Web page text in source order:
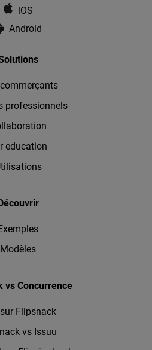
iOS
Android
professionnels
education
Modèles
vs Concurrence
Flipsnack
vs Issuu